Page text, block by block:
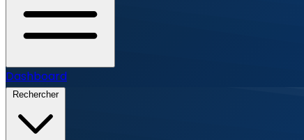
Dashboard
Rechercher